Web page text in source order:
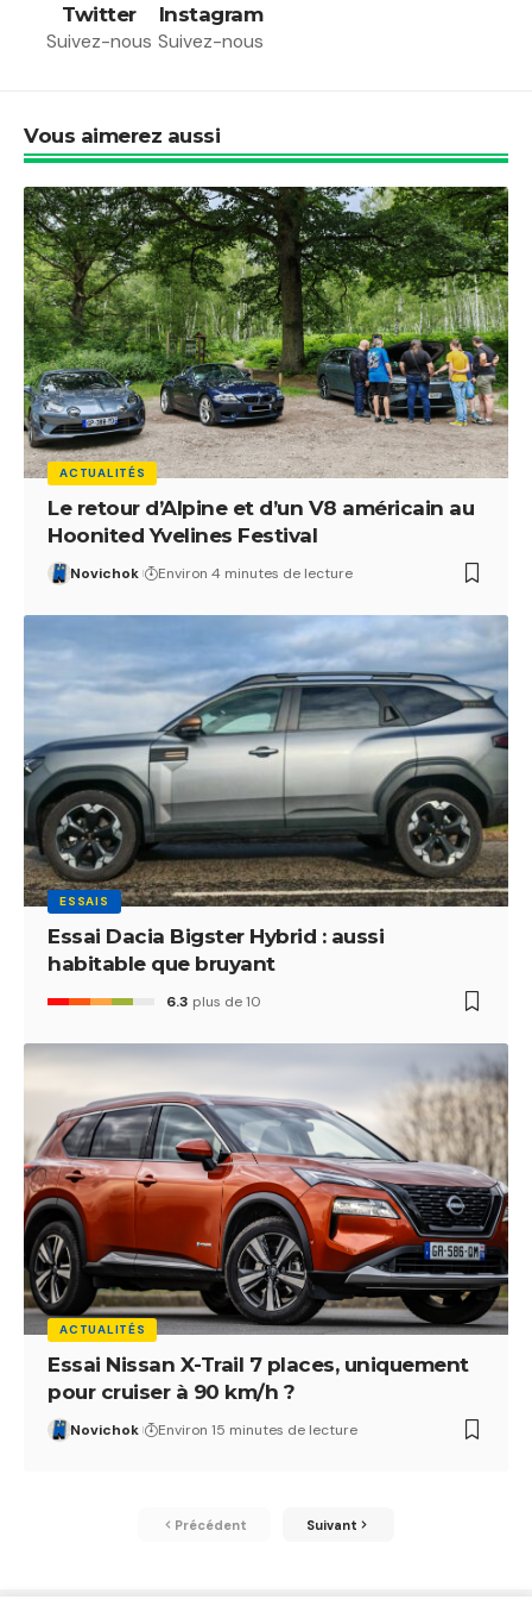
Twitter
Suivez-nous
Instagram
Suivez-nous
Vous aimerez aussi
ACTUALITÉS
Le retour d’Alpine et d’un V8 américain au
Hoonited Yvelines Festival
Novichok Environ 4 minutes de lecture
ESSAIS
Essai Dacia Bigster Hybrid : aussi
habitable que bruyant
6.3 plus de 10
ACTUALITÉS
Essai Nissan X-Trail 7 places, uniquement
pour cruiser à 90 km/h ?
Novichok Environ 15 minutes de lecture
Précédent Suivant